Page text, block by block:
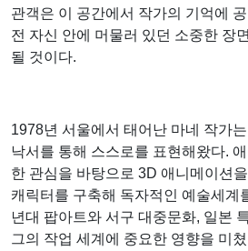
관객은 이 공간에서 작가의 기억에
전 자신 안에 머물러 있던 소중한 장
될 것이다.
1978년 서울에서 태어난 마네 작가
낙서를 통해 스스로를 표현해왔다.
한 관심을 바탕으로 3D 애니메이션
캐릭터를 구축해 독자적인 예술세계
년대 팝아트와 서구 대중문화, 일본
그의 작업 세계에 중요한 영향을 미